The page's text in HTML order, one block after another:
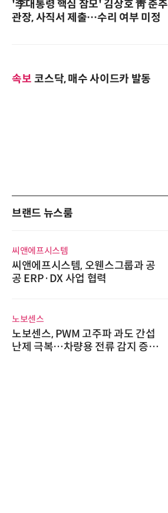
'李대통령 핵심 참모' 김상호 靑 춘추
관장, 사직서 제출…수리 여부 미정
속보 코스닥, 매수 사이드카 발동
브랜드 뉴스룸
씨앤에프시스템
씨앤에프시스템, 오웬스그룹과 공
공 ERP·DX 사업 협력
노보센스
노보센스, PWM 고주파 과도 간섭
난제 극복…차량용 전류 감지 증폭